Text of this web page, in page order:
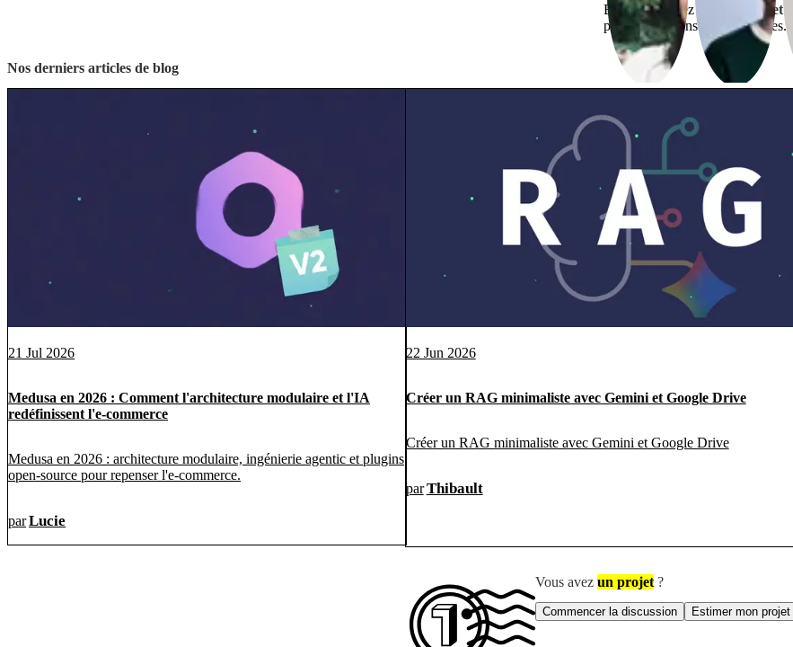
Bienvenue chez Premier Octet
plus que de construire vos idées.
Nos derniers articles de blog
21 Jul 2026
Medusa en 2026 : Comment l'architecture modulaire et l'IA
redéfinissent l'e-commerce
Medusa en 2026 : architecture modulaire, ingénierie agentic et plugins
open-source pour repenser l'e-commerce.
parLucie
22 Jun 2026
Créer un RAG minimaliste avec Gemini et Google Drive
Créer un RAG minimaliste avec Gemini et Google Drive
parThibault
Vous avez un projet ?
Commencer la discussion Estimer mon projet